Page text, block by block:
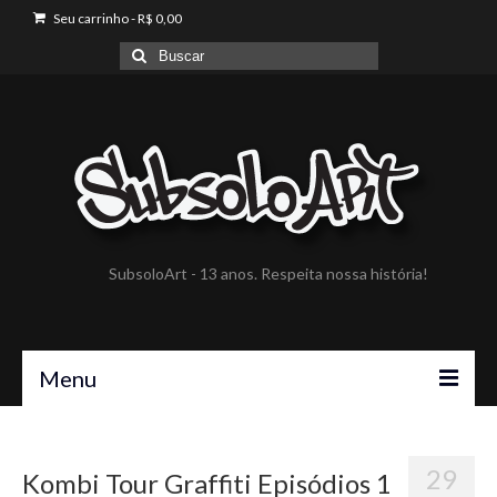
Seu carrinho-R$ 0,00
Buscar
por:
SubsoloArt - 13 anos. Respeita nossa história!
Menu
Portfólio 29
Kombi Tour Graffiti Episódios 1